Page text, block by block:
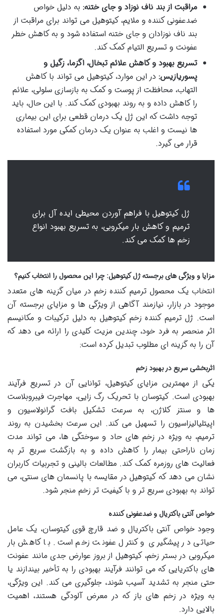
مراقبت از بند ناف نوزاد و جای ختنه: به دلیل خواص
ضدعفونی کننده و ملایم، کیتوهیل می تواند برای مراقبت از
بند ناف نوزادان و جای ختنه استفاده شود و به کاهش خطر
عفونت و تسریع التیام کمک کند.
تسریع بهبود و کاهش علائم تبخال، اگزما، زگیل و
پسوریازیس: در این موارد، کیتوهیل می تواند با کاهش
التهاب، محافظت از پوست و کمک به بازسازی سلولی، علائم
را کاهش داده و به روند بهبودی کمک کند. با این حال، باید
توجه داشت که این ژل یک درمان قطعی برای این بیماری
ها نیست و اغلب به عنوان یک درمان کمکی مورد استفاده
قرار می گیرد.
ژل کیتوهیل با فراهم آوردن محیطی ایده آل برای
ترمیم و کاهش بار میکروبی، به تسریع بهبود انواع
زخم ها کمک می کند.
مزایا و ویژگی های برجسته ژل کیتوهیل: چرا این محصول را انتخاب کنیم؟
انتخاب یک محصول ترمیم کننده زخم در میان گزینه های متعدد
موجود در بازار، نیازمند آگاهی از ویژگی ها و مزایای برجسته آن
است. ژل ترمیم کننده زخم کیتوهیل به دلیل ترکیبات و مکانیسم
اثر منحصر به فرد خود، چندین مزیت کلیدی را ارائه می دهد که
آن را به گزینه ای مطلوب تبدیل کرده است:
اثربخشی سریع در بهبود زخم
یکی از مهمترین مزایای کیتوهیل، توانایی آن در تسریع فرآیند
بهبودی است. کیتوسان با تحریک رگ زایی، مهاجرت فیبروبلاست
ها و سنتز کلاژن، به سرعت تشکیل بافت گرانولاسیون و
اپیتلیالیزاسیون را تسهیل می کند. این سرعت بخشیدن به روند
ترمیم، به ویژه در زخم های حاد و سوختگی ها، می تواند مدت
زمان ناراحتی بیمار را کاهش داده و به بازگشت سریع تر به
فعالیت های روزمره کمک کند. مطالعات بالینی و تجربیات کاربران
نشان می دهد که کیتوهیل در مقایسه با پانسمان های سنتی، می
تواند به بهبودی سریع تر و با کیفیت تر زخم منجر شود.
خواص آنتی باکتریال و ضدعفونی کننده
وجود خواص آنتی باکتریال و ضد قارچ قوی کیتوسان، یک عامل
حیاتی در پیشگیری و کنترل عفونت زخم است. با کاهش بار
میکروبی در بستر زخم، کیتوهیل از بروز عوارض جدی مانند عفونت
های باکتریایی که می توانند فرآیند بهبودی را به تأخیر بیندازند یا
حتی منجر به تشدید آسیب شوند، جلوگیری می کند. این ویژگی،
به ویژه در زخم های باز که در معرض آلودگی هستند، اهمیت
بالایی دارد.